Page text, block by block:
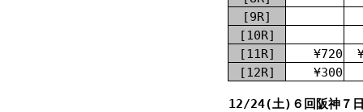
[9R]
[10R]
[11R]
¥720
[12R]
¥300
12/24(土)６回阪神７